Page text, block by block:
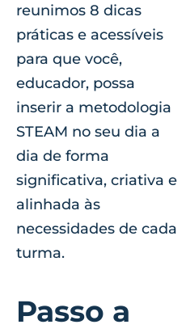
reunimos 8 dicas
práticas e acessíveis
para que você,
educador, possa
inserir a metodologia
STEAM no seu dia a
dia de forma
significativa, criativa e
alinhada às
necessidades de cada
turma.
Passo a